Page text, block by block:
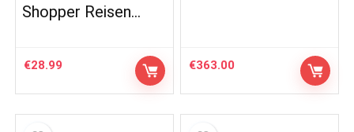
Shopper Reisen…
€28.99 €363.00